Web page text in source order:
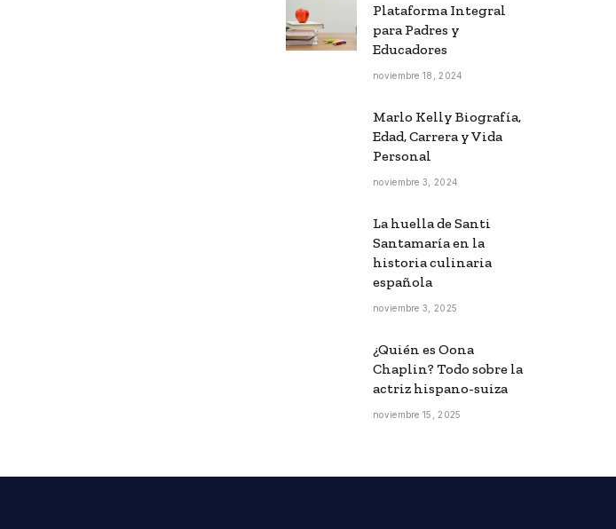
Plataforma Integral
para Padres y
Educadores
noviembre 18, 2024
Marlo Kelly Biografía,
Edad, Carrera y Vida
Personal
noviembre 3, 2024
La huella de Santi
Santamaría en la
historia culinaria
española
noviembre 3, 2025
¿Quién es Oona
Chaplin? Todo sobre la
actriz hispano-suiza
noviembre 15, 2025